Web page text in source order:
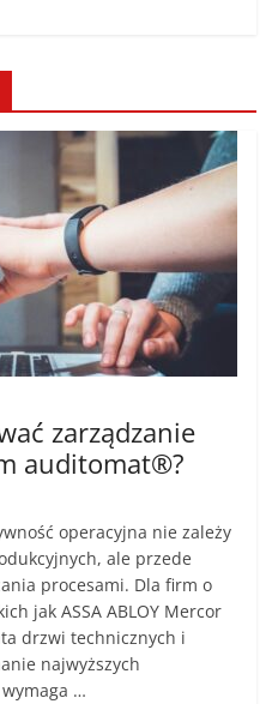
zarządzanie
auditomat®?
operacyjna nie zależy
ale przede
procesami. Dla firm o
jak ASSA ABLOY Mercor
drzwi technicznych i
najwyższych
…